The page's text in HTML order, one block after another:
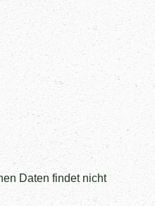
Daten findet nicht